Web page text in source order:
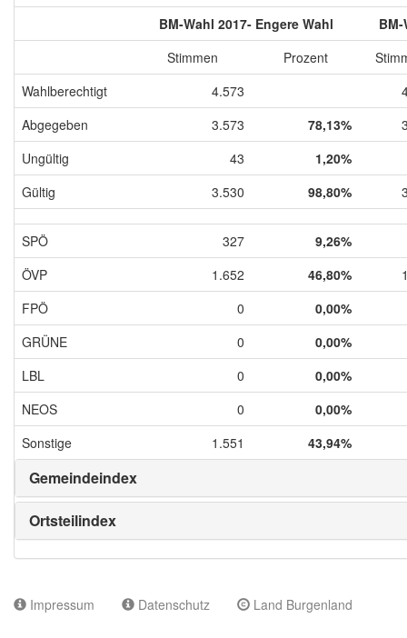
BM-Wahl 2017- Engere Wahl
Stimmen
Prozent
Wahlberechtigt
4.573
Abgegeben
3.573 78,13%
Ungültig
43
1,20%
Gültig
3.530 98,80%
SPÖ 327
9,26%
ÖVP
1.652 46,80%
FPÖ
0
0,00%
GRÜNE
0
0,00%
LBL
0
0,00%
NEOS
0
0,00%
Sonstige
1.551 43,94%
Gemeindeindex
Ortsteilindex
Impressum Datenschutz Land Burgenland